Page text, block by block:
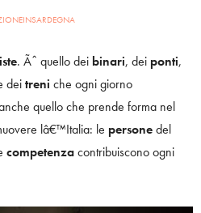
. Ãˆ quello dei binari, dei ponti,
deitreni che ogni giorno
quello che prende forma nel
lâ€™Italia: le personedel
competenzacontribuiscono ogni